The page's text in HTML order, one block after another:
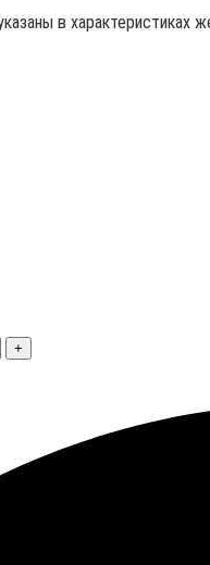
в характеристиках
+